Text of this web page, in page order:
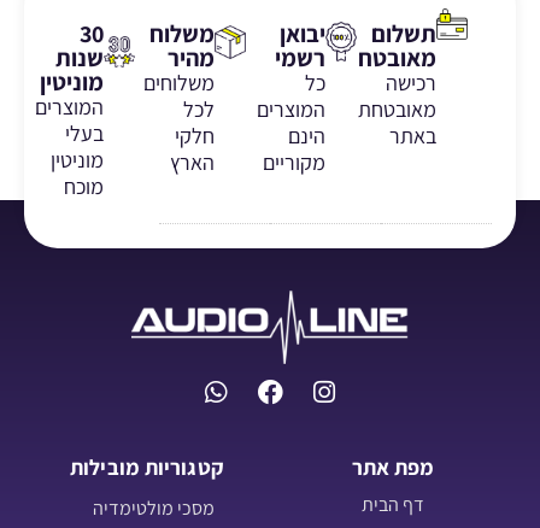
תשלום
מאובטח
רכישה
מאובטחת
באתר
יבואן
רשמי
כל
המוצרים
הינם
מקוריים
משלוח
מהיר
משלוחים
לכל
חלקי
הארץ
30
שנות
מוניטין
המוצרים
בעלי
מוניטין
מוכח
מפת אתר
דף הבית
קטגוריות מובילות
מסכי מולטימדיה